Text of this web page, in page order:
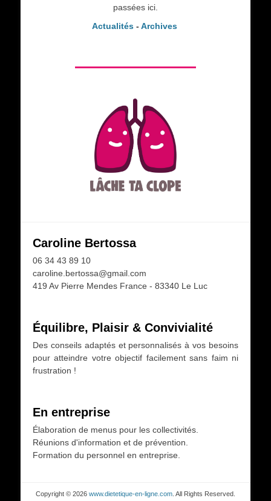
passées ici.
Actualités- Archives
Caroline Bertossa
06 34 43 89 10
caroline.bertossa@gmail.com
419 Av Pierre Mendes France - 83340 Le Luc
Équilibre, Plaisir & Convivialité
Des conseils adaptés et personnalisés à vos besoins
pour atteindre votre objectif facilement sans faim ni
frustration !
En entreprise
Élaboration de menus pour les collectivités.
Réunions d'information et de prévention.
Formation du personnel en entreprise.
Copyright © 2026 www.dietetique-en-ligne.com. All Rights Reserved.